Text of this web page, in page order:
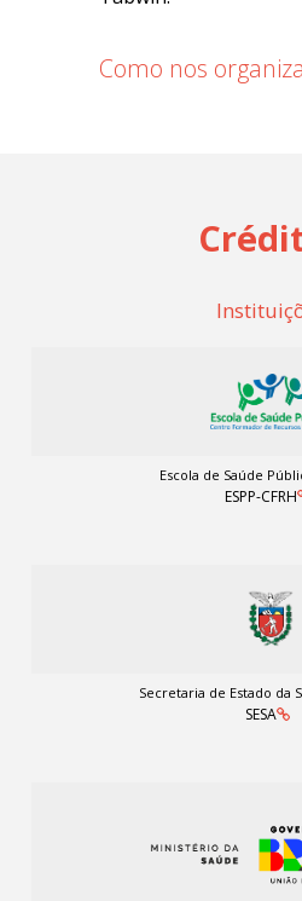
Como nos
Escola de Saúde
ESPP-CFRH
Secretaria de Estado da
SESA